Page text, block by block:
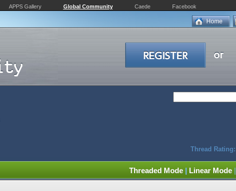
APPS Gallery Global Community Caede Facebook
Home
Thread Rating:
Threaded Mode | Linear Mode |